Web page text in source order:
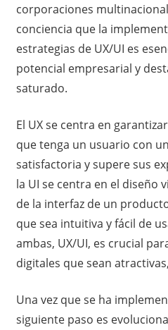
corporaciones
conciencia que la
estrategias de UX/UI es
potencial empresarial y
saturado.
El UX se centra en
que tenga un usuario con
satisfactoria y supere sus
la UI se centra en el diseño
de la interfaz de un
que sea intuitiva y fácil de
ambas, UX/UI, es crucial
digitales que sean
Una vez que se ha
siguiente paso es